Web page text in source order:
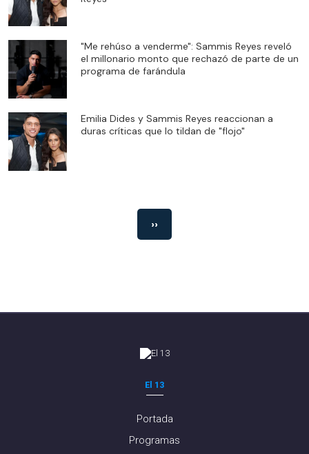
"Me rehúso a venderme": Sammis Reyes reveló
el millonario monto que rechazó de parte de un
programa de farándula
Emilia Dides y Sammis Reyes reaccionan a
duras críticas que lo tildan de "flojo"
››
El 13
Portada
Programas